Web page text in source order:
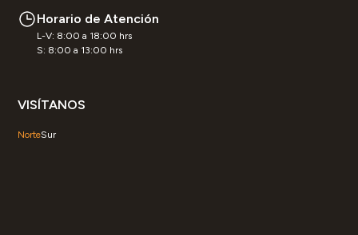
Horario de Atención
L-V: 8:00 a 18:00 hrs
S: 8:00 a 13:00 hrs
VISÍTANOS
NorteSur